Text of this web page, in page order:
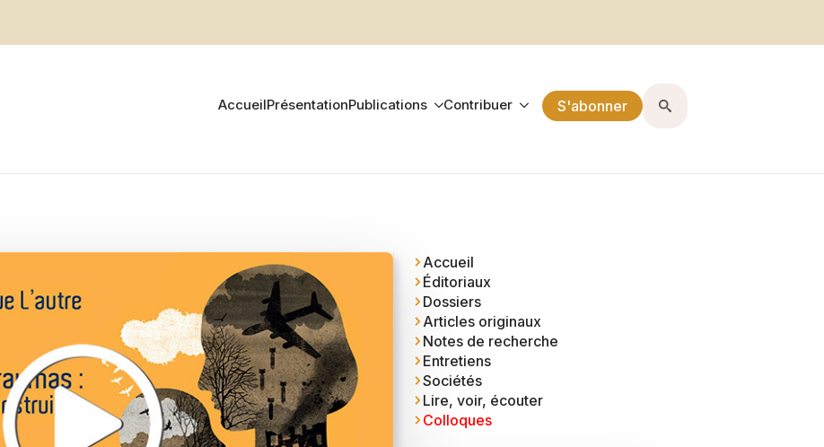
AccueilPrésentationPublications Contribuer S'abonner
Accueil
Éditoriaux
Dossiers
Articles originaux
Notes de recherche
Entretiens
Sociétés
Lire, voir, écouter
Colloques